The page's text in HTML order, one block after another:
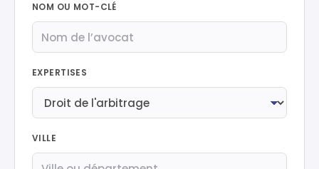
NOM OU MOT-CLÉ
EXPERTISES
VILLE